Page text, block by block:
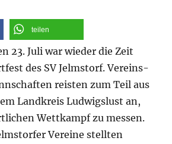
teilen
23. Juli war wieder die Zeit
des SV Jelmstorf. Vereins-
reisten zum Teil aus
Landkreis Ludwigslust an,
Wettkampf zu messen.
Vereine stellten